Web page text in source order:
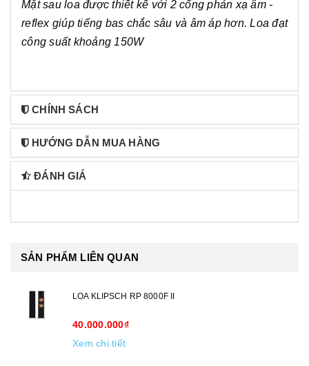
Mặt sau loa được thiết kế với 2 cổng phản xạ âm -
reflex giúp tiếng bas chắc sâu và âm áp hơn. Loa đạt
công suất khoảng 150W
CHÍNH SÁCH
HƯỚNG DẪN MUA HÀNG
ĐÁNH GIÁ
SẢN PHẨM LIÊN QUAN
LOA KLIPSCH RP 8000F II
40.000.000₫
Xem chi tiết